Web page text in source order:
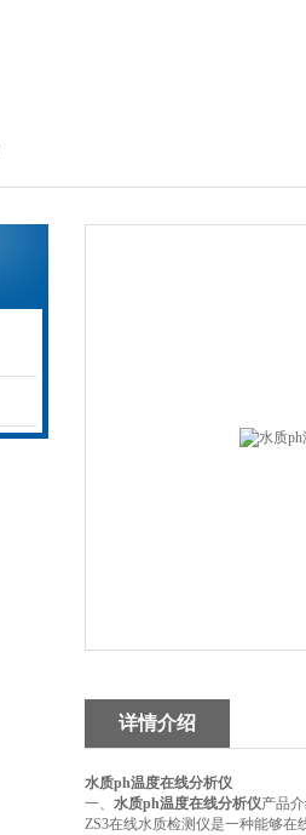
详情介绍
水质ph温度在线分析仪
一、 水质ph温度在线分析仪产品
ZS3在线水质检测仪是一种能够